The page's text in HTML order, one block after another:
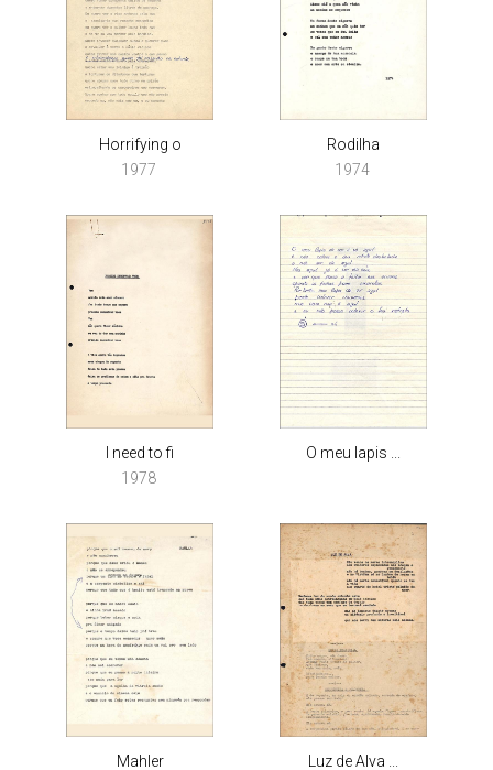
Horrifying o
1977
Rodilha
1974
I need to fi
1978
O meu lapis ...
Mahler Luz de Alva ...